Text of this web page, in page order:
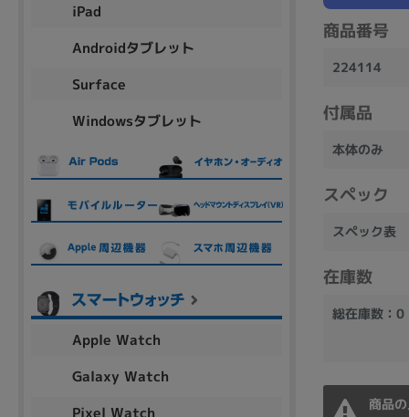
商品番号
224114
付属品
本体のみ
スペック
スペック表
在庫数
総在庫数：0
商品
iPad
Androidタブレット
Surface
Windowsタブレット
Apple Watch
Galaxy Watch
Pixel Watch
商品の搭載機能による絞り込み
Webカメラ内蔵
ランク
商品状態の絞り込み
新品/未使用 中古 新品